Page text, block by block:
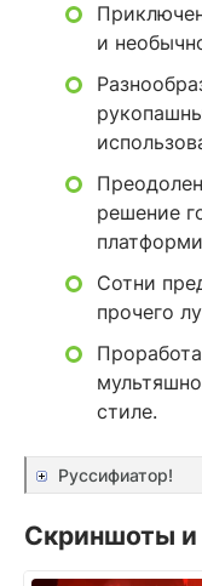
и
решение
Сотни
прочего
стиле.
Руссифиатор!
Скриншоты